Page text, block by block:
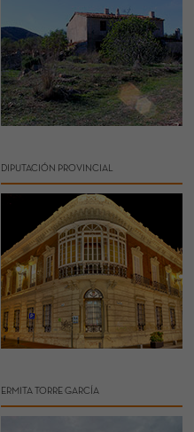
DIPUTACIÓN PROVINCIAL
ERMITA TORRE GARCÍA